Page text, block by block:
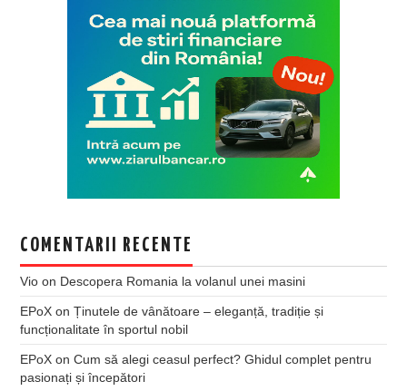
COMENTARII RECENTE
Vio on Descopera Romania la volanul unei masini
EPoX onȚinutele de vânătoare – eleganță, tradiție și
funcționalitate în sportul nobil
EPoX onCum să alegi ceasul perfect? Ghidul complet pentru
pasionați și începători